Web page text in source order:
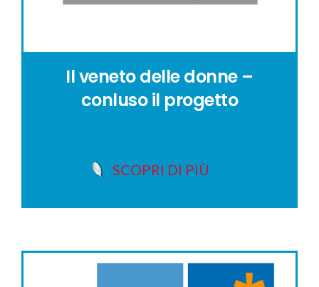
Il veneto delle donne –
conluso il progetto
SCOPRI DI PIÙ